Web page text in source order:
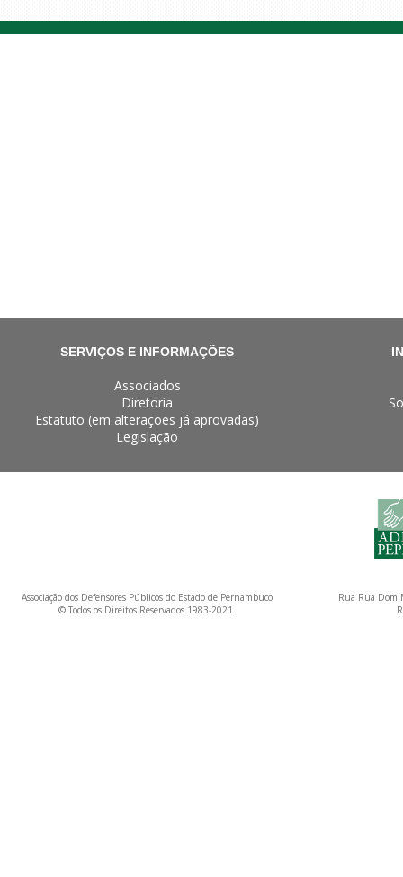
SERVIÇOS E INFORMAÇÕES
Associados
Diretoria
Estatuto (em alterações já aprovadas)
Legislação
Associação dos Defensores Públicos do Estado de Pernambuco
© Todos os Direitos Reservados 1983-2021.
Rua Rua Dom